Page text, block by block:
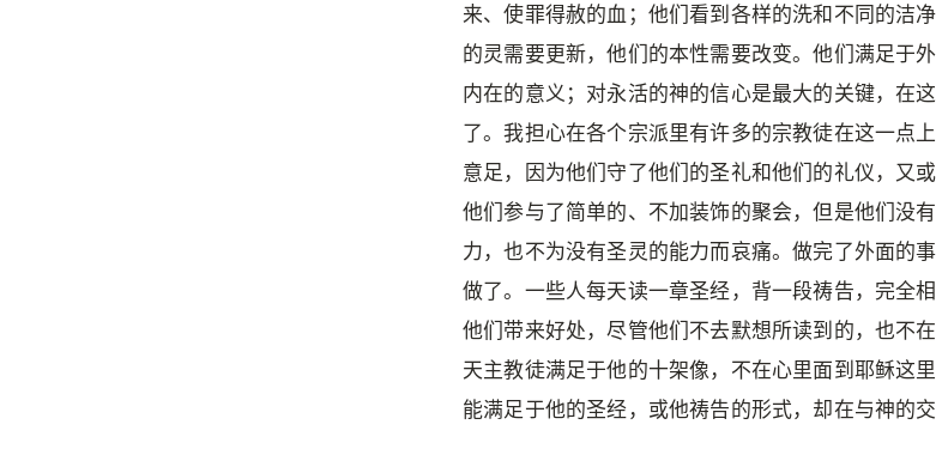
来、使罪得赦的血；他们看到各样的洗和不同的洁
的灵需要更新，他们的本性需要改变。他们满足于
内在的意义；对永活的神的信心是最大的关键，在
了。我担心在各个宗派里有许多的宗教徒在这一点
意足，因为他们守了他们的圣礼和他们的礼仪，又
他们参与了简单的、不加装饰的聚会，但是他们没
力，也不为没有圣灵的能力而哀痛。做完了外面的
做了。一些人每天读一章圣经，背一段祷告，完全
他们带来好处，尽管他们不去默想所读到的，也不
天主教徒满足于他的十架像，不在心里面到耶稣这
能满足于他的圣经，或他祷告的形式，却在与神的交